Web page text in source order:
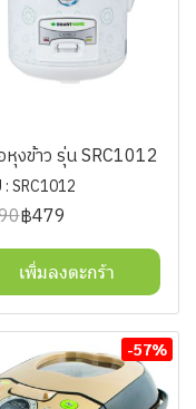
งข้าว รุ่น SRC1012
: SRC1012
฿479
เพิ่มลงตะกร้า
-57%